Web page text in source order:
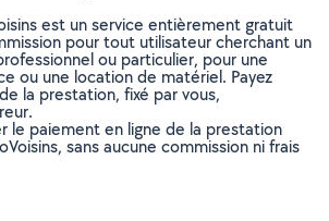
est un service entièrement gratuit
pour tout utilisateur cherchant un
ou particulier, pour une
ou une location de matériel. Payez
la prestation, fixé par vous,
le paiement en ligne de la prestation
sans aucune commission ni frais